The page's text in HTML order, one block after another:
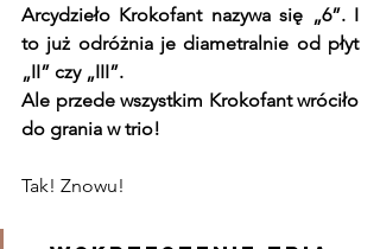
Arcydzieło Krokofant nazywa się „6”. I
to już odróżnia je diametralnie od płyt
„II” czy „III”.
Ale przede wszystkim Krokofant wróciło
do grania w trio!
Tak! Znowu!